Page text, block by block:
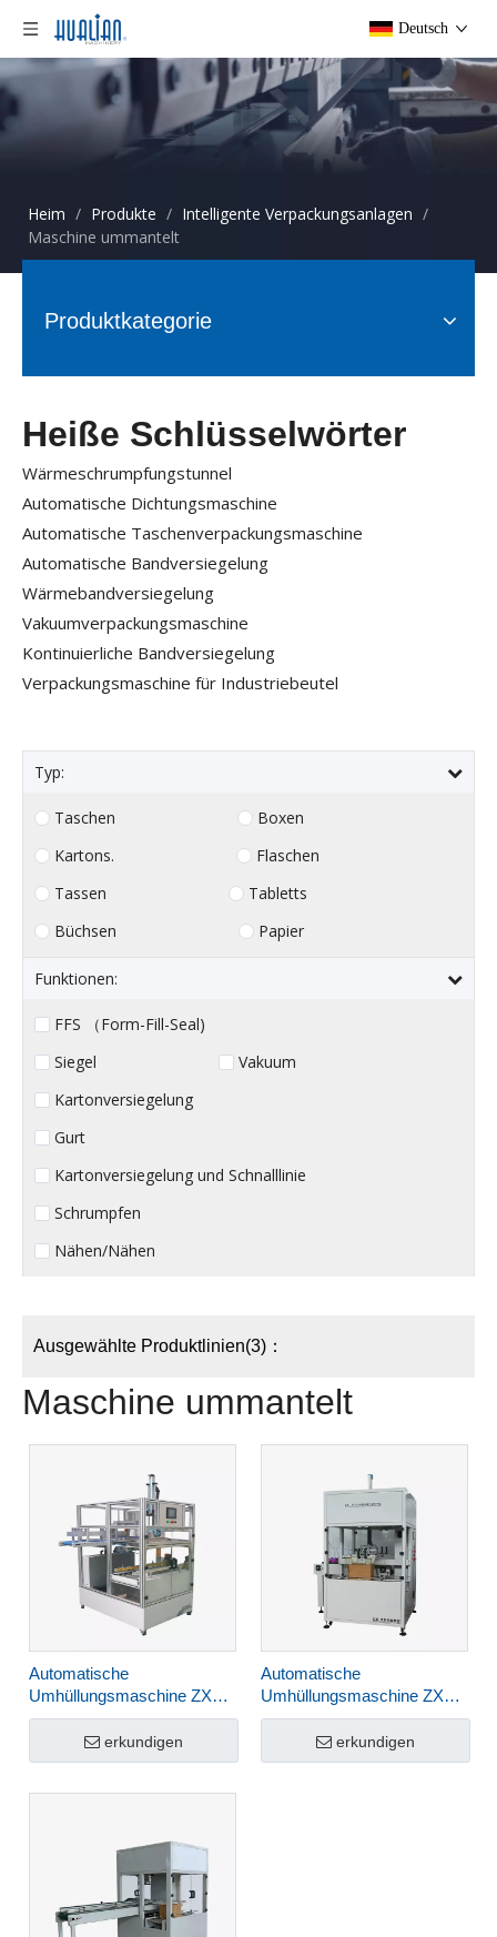
Deutsch
Heim / Produkte / Intelligente Verpackungsanlagen /
Maschine ummantelt
Produktkategorie
Heiße Schlüsselwörter
Wärmeschrumpfungstunnel
Automatische Dichtungsmaschine
Automatische Taschenverpackungsmaschine
Automatische Bandversiegelung
Wärmebandversiegelung
Vakuumverpackungsmaschine
Kontinuierliche Bandversiegelung
Verpackungsmaschine für Industriebeutel
Typ:
Taschen
Boxen
Kartons.
Flaschen
Tassen
Tabletts
Büchsen
Papier
Funktionen:
FFS （Form-Fill-Seal)
Siegel
Vakuum
Kartonversiegelung
Gurt
Kartonversiegelung und Schnalllinie
Schrumpfen
Nähen/Nähen
Ausgewählte Produktlinien(3)：
Maschine ummantelt
Automatische
Umhüllungsmaschine ZXJ-
4537-LP
erkundigen
Automatische
Umhüllungsmaschine ZXJ-
4537-SD
erkundigen